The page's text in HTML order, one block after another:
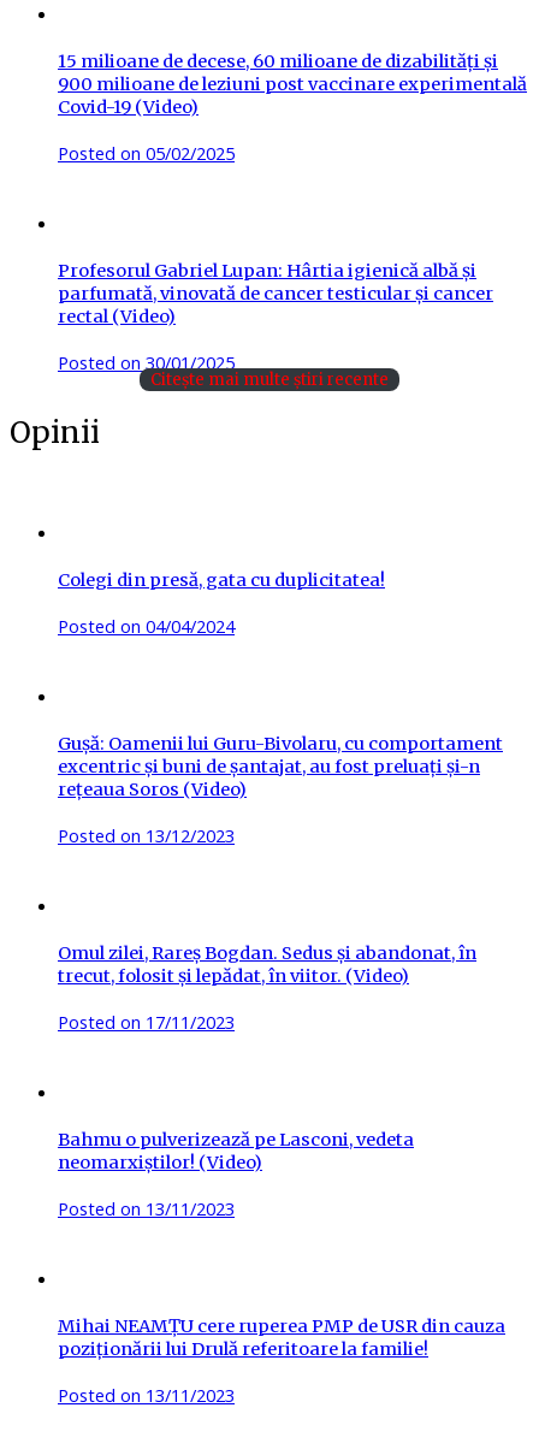
15 milioane de decese, 60 milioane de dizabilități și
900 milioane de leziuni post vaccinare experimentală
Covid-19 (Video)
Posted on 05/02/2025
Profesorul Gabriel Lupan: Hârtia igienică albă și
parfumată, vinovată de cancer testicular și cancer
rectal (Video)
Posted on30/01/2025
Citește mai multe știri recente
Opinii
Colegi din presă, gata cu duplicitatea!
Posted on 04/04/2024
Gușă: Oamenii lui Guru-Bivolaru, cu comportament
excentric și buni de șantajat, au fost preluați și-n
rețeaua Soros (Video)
Posted on 13/12/2023
Omul zilei, Rareș Bogdan. Sedus și abandonat, în
trecut, folosit și lepădat, în viitor. (Video)
Posted on 17/11/2023
Bahmu o pulverizează pe Lasconi, vedeta
neomarxiștilor! (Video)
Posted on 13/11/2023
Mihai NEAMȚU cere ruperea PMP de USR din cauza
poziționării lui Drulă referitoare la familie!
Posted on 13/11/2023